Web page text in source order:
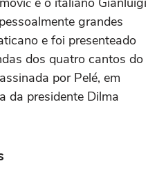
grandes
e foi presenteado
dos quatro cantos do
por Pelé, em
da presidente Dilma